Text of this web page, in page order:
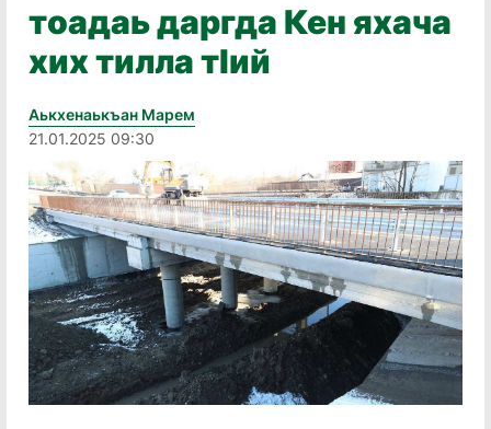
тоадаь даргда Кен яхача
хих тилла тӀий
Аькхенаькъан Марем
21.01.2025 09:30